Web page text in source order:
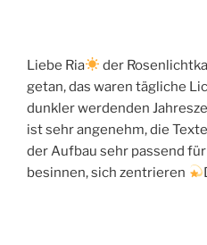
Liebe Ria
der
getan, das waren tägliche
dunkler werdenden
ist sehr angenehm, die
der Aufbau sehr passend
besinnen, sich zentrieren